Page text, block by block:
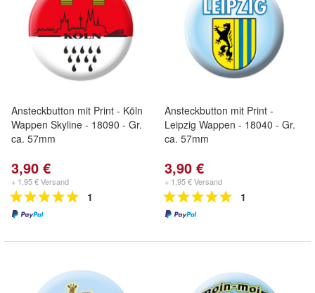
Ansteckbutton mit Print - Köln
Wappen Skyline - 18090 - Gr.
ca. 57mm
3,90 €
+ 1,95 € Versand
1
Ansteckbutton mit Print -
Leipzig Wappen - 18040 - Gr.
ca. 57mm
3,90 €
+ 1,95 € Versand
1